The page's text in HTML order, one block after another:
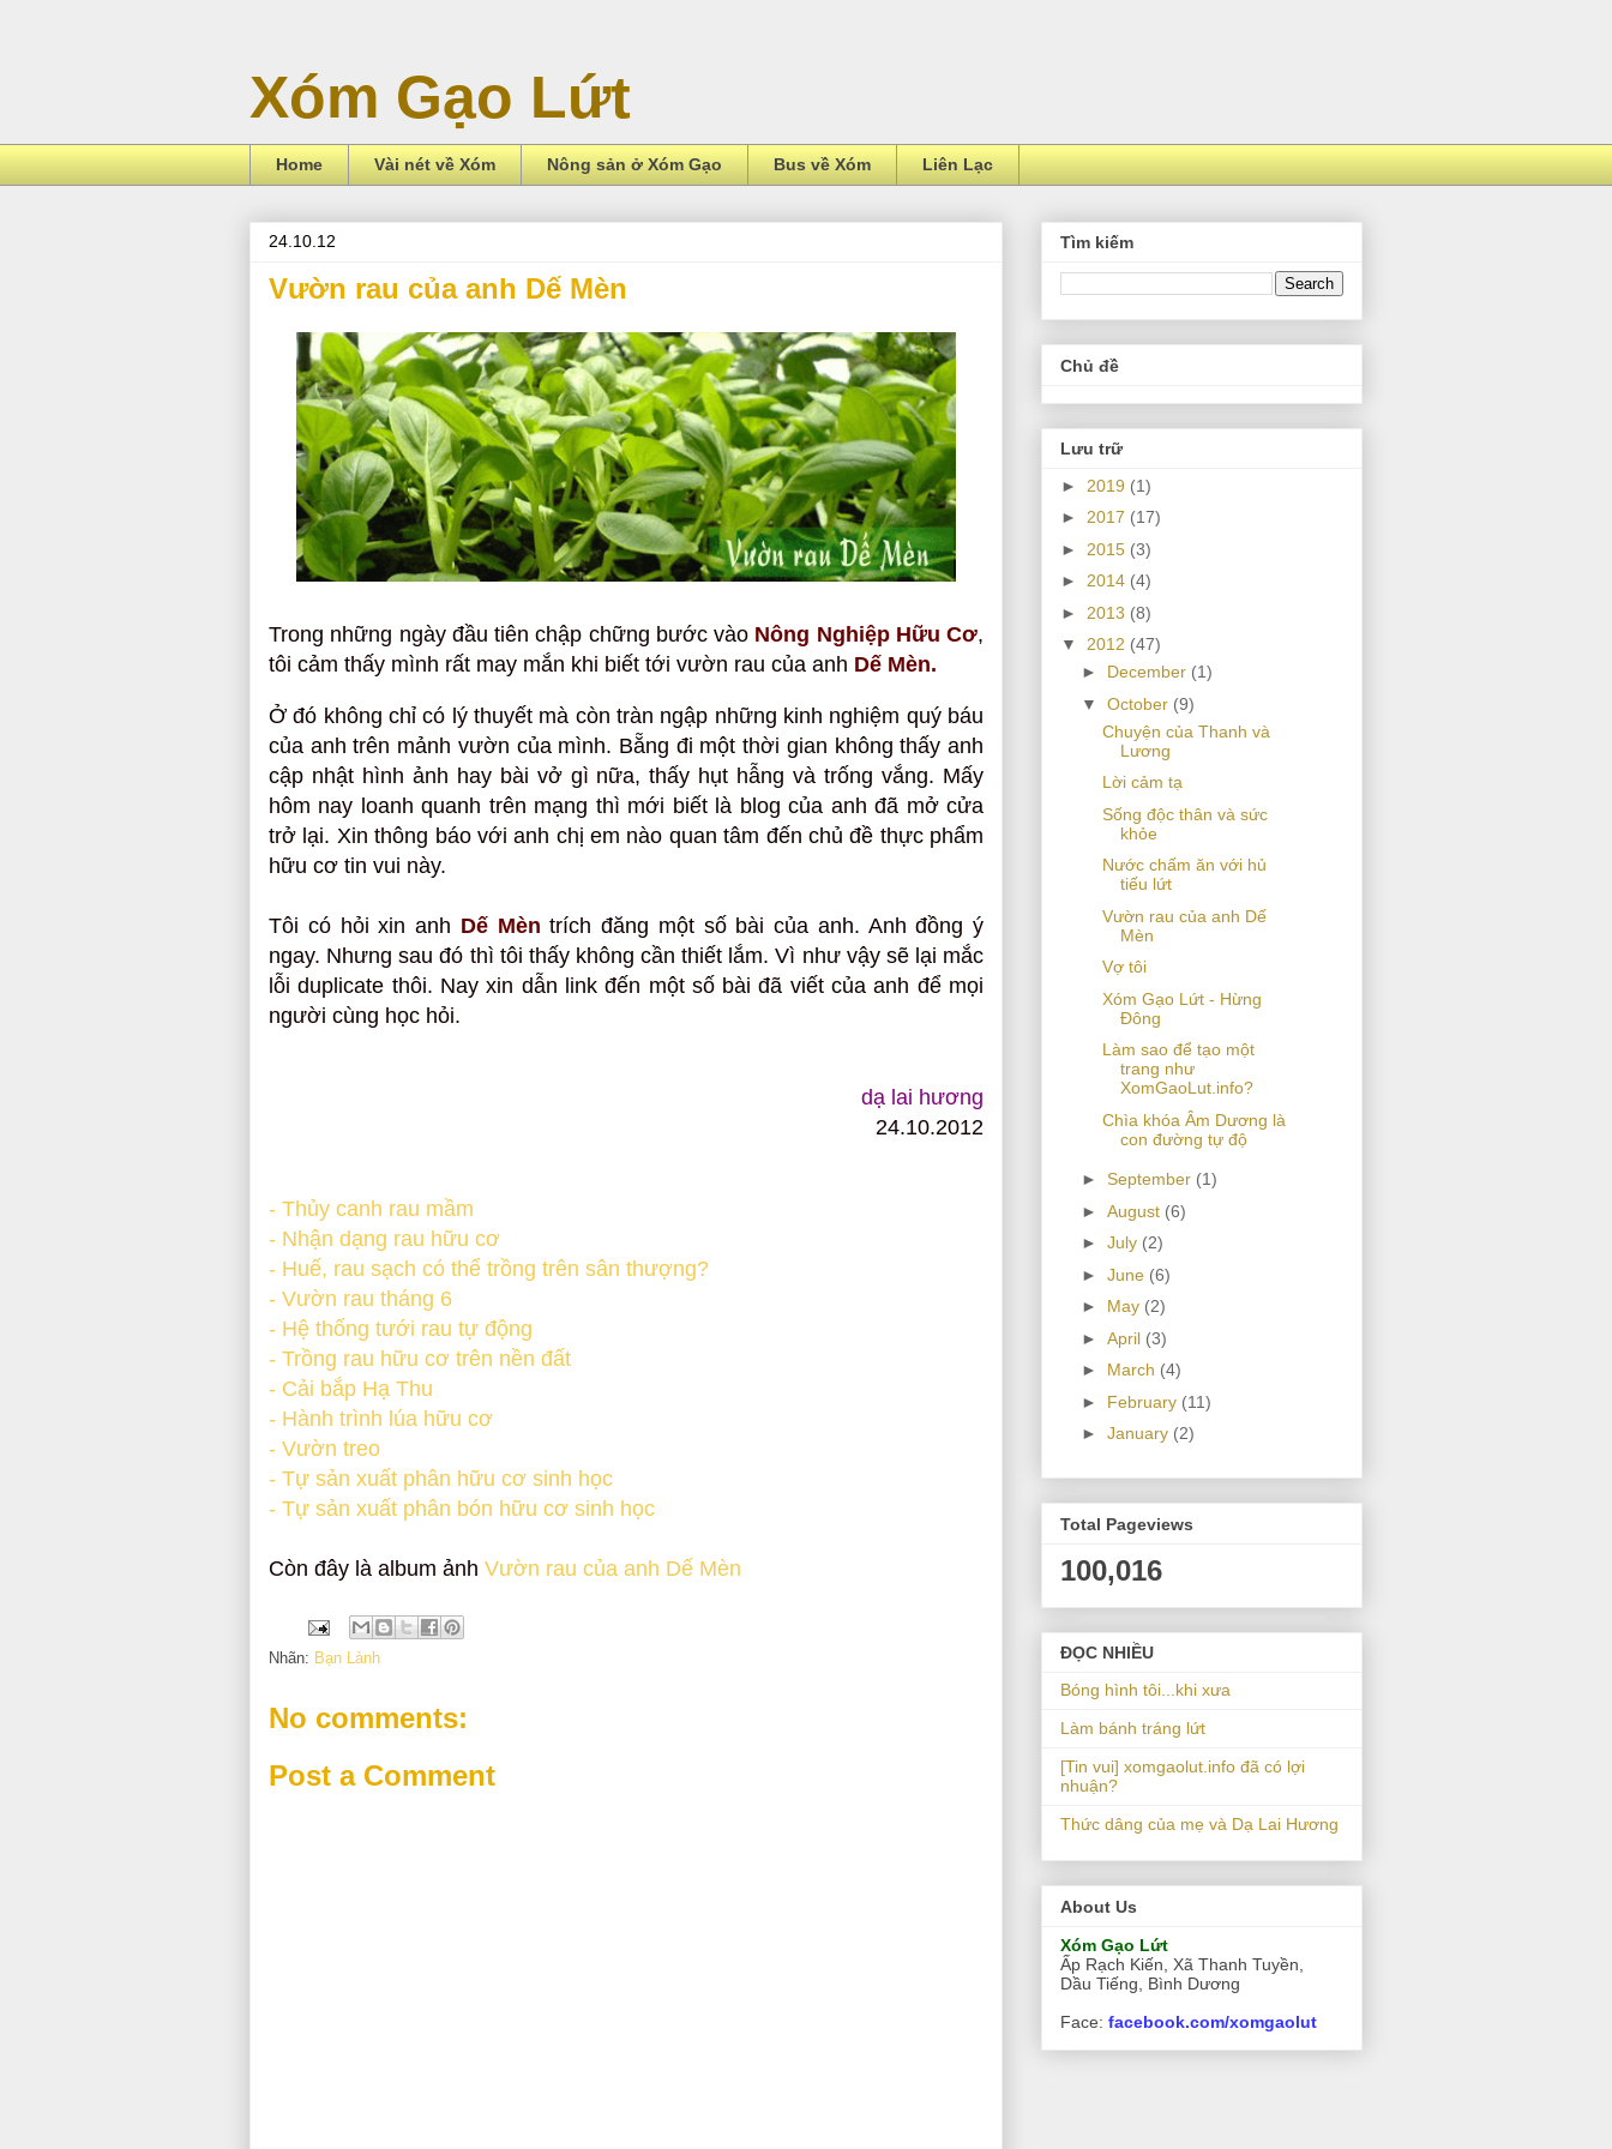
Xóm Gạo Lứt
Home Vài nét về Xóm Nông sản ở Xóm Gạo Bus về Xóm Liên Lạc
24.10.12
Vườn rau của anh Dế Mèn
Trong những ngày đầu tiên chập chững bước vào Nông Nghiệp Hữu Cơ,
tôi cảm thấy mình rất may mắn khi biết tới vườn rau của anh Dế Mèn.
Ở đó không chỉ có lý thuyết mà còn tràn ngập những kinh nghiệm quý báu
của anh trên mảnh vườn của mình. Bẵng đi một thời gian không thấy anh
cập nhật hình ảnh hay bài vở gì nữa, thấy hụt hẫng và trống vắng. Mấy
hôm nay loanh quanh trên mạng thì mới biết là blog của anh đã mở cửa
trở lại. Xin thông báo với anh chị em nào quan tâm đến chủ đề thực phẩm
hữu cơ tin vui này.
Tôi có hỏi xin anh Dế Mèntrích đăng một số bài của anh. Anh đồng ý
ngay. Nhưng sau đó thì tôi thấy không cần thiết lắm. Vì như vậy sẽ lại mắc
lỗi duplicate thôi. Nay xin dẫn link đến một số bài đã viết của anh để mọi
người cùng học hỏi.
dạ lai hương
24.10.2012
- Thủy canh rau mầm
- Nhận dạng rau hữu cơ
- Huế, rau sạch có thể trồng trên sân thượng?
- Vườn rau tháng 6
- Hệ thống tưới rau tự động
- Trồng rau hữu cơ trên nền đất
- Cải bắp Hạ Thu
- Hành trình lúa hữu cơ
- Vườn treo
- Tự sản xuất phân hữu cơ sinh học
- Tự sản xuất phân bón hữu cơ sinh học
Còn đây là album ảnh Vườn rau của anh Dế Mèn
Nhãn: Bạn Lành
No comments:
Post a Comment
Tìm kiếm
Chủ đề
Lưu trữ
► 2019 (1)
► 2017 (17)
► 2015 (3)
► 2014 (4)
► 2013 (8)
▼ 2012 (47)
► December (1)
▼ October (9)
Chuyện của Thanh và
Lương
Lời cảm tạ
Sống độc thân và sức
khỏe
Nước chấm ăn với hủ
tiếu lứt
Vườn rau của anh Dế
Mèn
Vợ tôi
Xóm Gạo Lứt - Hừng
Đông
Làm sao để tạo một
trang như
XomGaoLut.info?
Chìa khóa Âm Dương là
con đường tự độ
► September (1)
► August (6)
► July (2)
► June (6)
► May (2)
► April (3)
► March (4)
► February (11)
► January (2)
Total Pageviews
100,016
ĐỌC NHIỀU
Bóng hình tôi...khi xưa
Làm bánh tráng lứt
[Tin vui] xomgaolut.info đã có lợi
nhuận?
Thức dâng của mẹ và Dạ Lai Hương
About Us
Xóm Gạo Lứt
Ấp Rạch Kiến, Xã Thanh Tuyền,
Dầu Tiếng, Bình Dương
Face: facebook.com/xomgaolut